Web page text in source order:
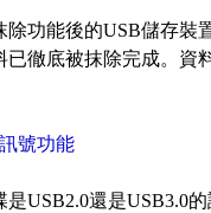
除功能後的USB儲存裝
已徹底被抹除完成。資
訊號功能
USB2.0還是USB3.0的